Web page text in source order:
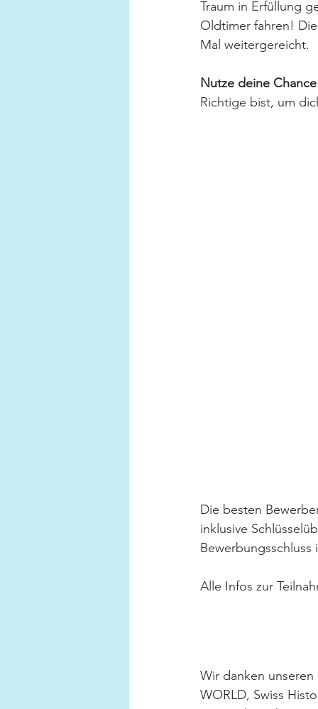
Traum in Erfüllung
Oldtimer fahren!
Mal weitergereicht.
Nutze deine
Richtige bist, um
Die besten
inklusive
Alle Infos zur
Wir danken
WORLD, Swiss